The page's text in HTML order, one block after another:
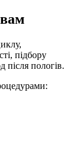
підбору
після пологів.